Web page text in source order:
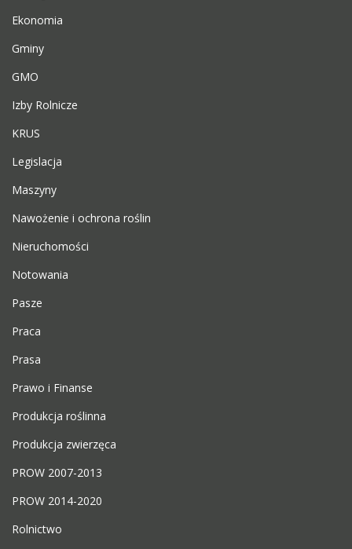
Ekonomia
Gminy
GMO
Izby Rolnicze
KRUS
Legislacja
Maszyny
Nawożenie i ochrona roślin
Nieruchomości
Notowania
Pasze
Praca
Prasa
Prawo i Finanse
Produkcja roślinna
Produkcja zwierzęca
PROW 2007-2013
PROW 2014-2020
Rolnictwo